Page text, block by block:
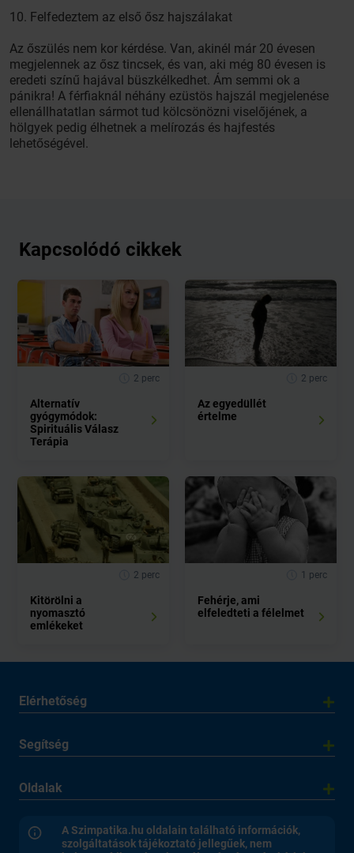
10. Felfedeztem az első ősz hajszálakat
Az őszülés nem kor kérdése. Van, akinél már 20 évesen
megjelennek az ősz tincsek, és van, aki még 80 évesen is
eredeti színű hajával büszkélkedhet. Ám semmi ok a
pánikra! A férfiaknál néhány ezüstös hajszál megjelenése
ellenállhatatlan sármot tud kölcsönözni viselőjének, a
hölgyek pedig élhetnek a melírozás és hajfestés
lehetőségével.
Kapcsolódó cikkek
2 perc
Alternatív
gyógymódok:
Spirituális Válasz
Terápia
2 perc
Az egyedüllét
értelme
2 perc
Kitörölni a
nyomasztó
emlékeket
1 perc
Fehérje, ami
elfeledteti a félelmet
Elérhetőség
Segítség
Oldalak
A Szimpatika.hu oldalain található információk,
szolgáltatások tájékoztató jellegűek, nem